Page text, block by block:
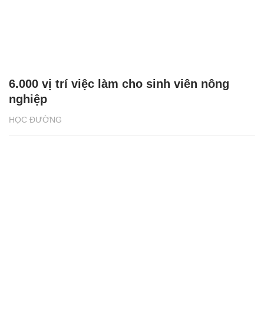
HỌC ĐƯỜNG
6.000 vị trí việc làm cho sinh viên nông
nghiệp